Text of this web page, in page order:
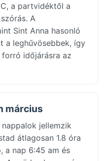
a partvidéktől a
A
Sint Anna hasonló
a leghűvösebbek, így
időjárásra az
március
jellemzik
átlagosan 1.8 óra
a nap 6:45 am és